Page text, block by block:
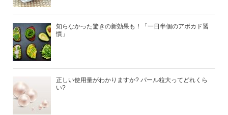
知らなかった驚きの新効果も！「一日半個のアボカド習
慣」
正しい使用量がわかりますか? パール粒大ってどれくら
い?